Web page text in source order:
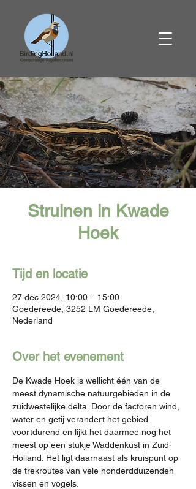
Struinen in Kwade
Hoek
Tijd en locatie
27 dec 2024, 10:00 – 15:00
Goedereede, 3252 LM Goedereede,
Nederland
Over het evenement
De Kwade Hoek is wellicht één van de
meest dynamische natuurgebieden in de
zuidwestelijke delta. Door de factoren wind,
water en getij verandert het gebied
voortdurend en lijkt het daarmee nog het
meest op een stukje Waddenkust in Zuid-
Holland. Het ligt daarnaast als kruispunt op
de trekroutes van vele honderdduizenden
vissen en vogels.